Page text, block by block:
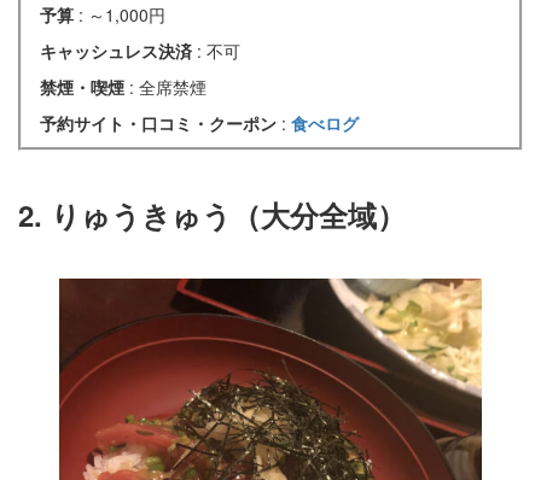
予算 : ～1,000円
キャッシュレス決済 : 不可
禁煙・喫煙 : 全席禁煙
予約サイト・口コミ・クーポン : 食べログ
2. りゅうきゅう（大分全域）